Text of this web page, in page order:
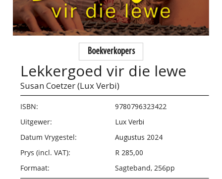
Boekverkopers
Lekkergoed vir die lewe
Susan Coetzer (Lux Verbi)
ISBN:
9780796323422
Uitgewer:
Lux Verbi
Datum Vrygestel:
Augustus 2024
Prys (incl. VAT):
R 285,00
Formaat:
Sagteband, 256pp